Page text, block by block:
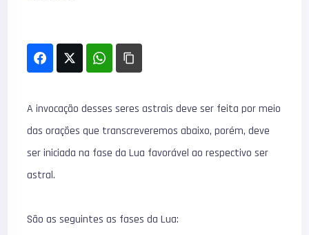
A invocação desses seres astrais deve ser feita por meio
das orações que transcreveremos abaixo, porém, deve
ser iniciada na fase da Lua favorável ao respectivo ser
astral.
São as seguintes as fases da Lua: